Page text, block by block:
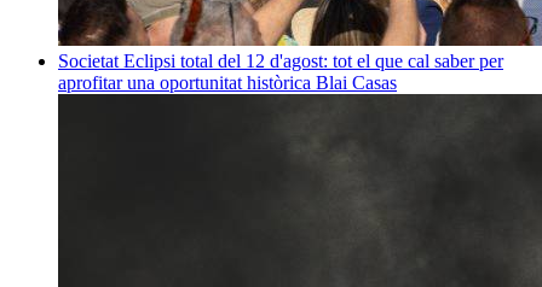
Societat Eclipsi total del 12 d'agost: tot el que cal saber per
aprofitar una oportunitat històrica Blai Casas